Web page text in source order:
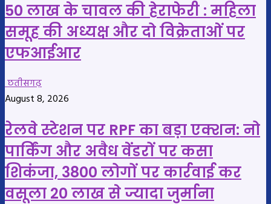
50 लाख के चावल की हेराफेरी : महिला
समूह की अध्यक्ष और दो विक्रेताओं पर
एफआईआर
छतीसगढ़
August 8, 2026
रेलवे स्टेशन पर RPF का बड़ा एक्शन: नो
पार्किंग और अवैध वेंडरों पर कसा
शिकंजा, 3800 लोगों पर कार्रवाई कर
वसूला 20 लाख से ज्यादा जुर्माना